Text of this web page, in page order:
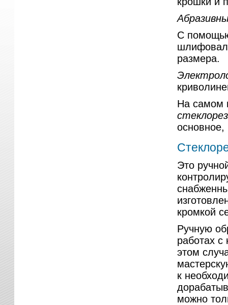
С
размера.
На самом
основное,
Это
кромкой
Ручную
работах
этом
к
можно